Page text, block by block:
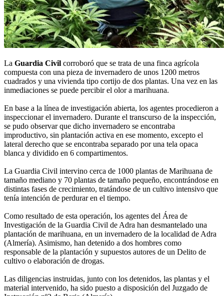
La Guardia Civil corroboró que se trata de una finca agrícola
compuesta con una pieza de invernadero de unos 1200 metros
cuadrados y una vivienda tipo cortijo de dos plantas. Una vez en las
inmediaciones se puede percibir el olor a marihuana.
En base a la línea de investigación abierta, los agentes procedieron a
inspeccionar el invernadero. Durante el transcurso de la inspección,
se pudo observar que dicho invernadero se encontraba
improductivo, sin plantación activa en ese momento, excepto el
lateral derecho que se encontraba separado por una tela opaca
blanca y dividido en 6 compartimentos.
La Guardia Civil intervino cerca de 1000 plantas de Marihuana de
tamaño mediano y 70 plantas de tamaño pequeño, encontrándose en
distintas fases de crecimiento, tratándose de un cultivo intensivo que
tenía intención de perdurar en el tiempo.
Como resultado de esta operación, los agentes del Área de
Investigación de la Guardia Civil de Adra han desmantelado una
plantación de marihuana, en un invernadero de la localidad de Adra
(Almería). Asimismo, han detenido a dos hombres como
responsable de la plantación y supuestos autores de un Delito de
cultivo o elaboración de drogas.
Las diligencias instruidas, junto con los detenidos, las plantas y el
material intervenido, ha sido puesto a disposición del Juzgado de